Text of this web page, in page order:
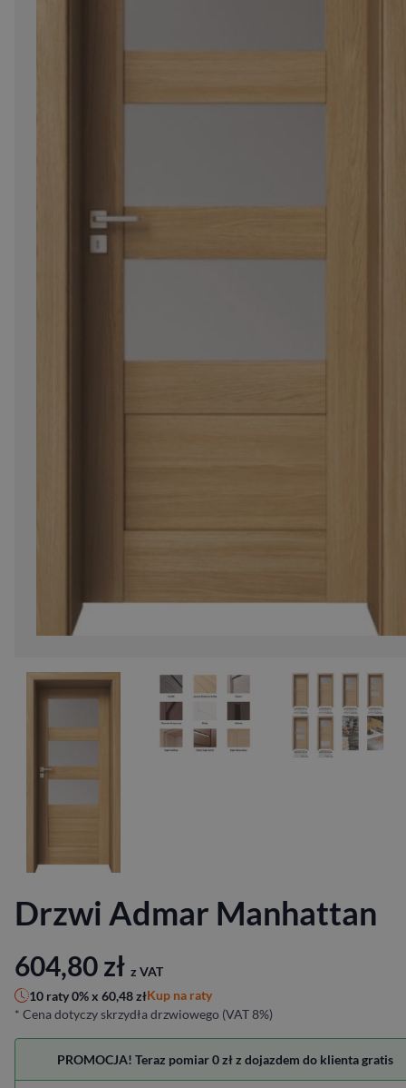
Drzwi Admar Manhattan
604,80zł z VAT
10 raty 0% x 60,48złKup na raty
* Cena dotyczy skrzydła drzwiowego (VAT 8%)
PROMOCJA! Teraz pomiar 0 zł z dojazdem do klienta gratis